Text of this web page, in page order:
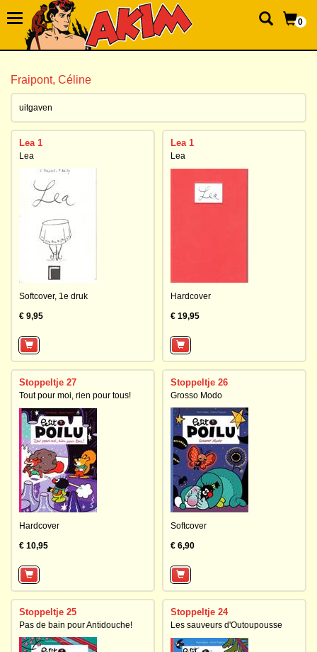
0
Fraipont, Céline
uitgaven
Lea 1
Lea
Softcover, 1e druk
€ 9,95
Lea 1
Lea
Hardcover
€ 19,95
Stoppeltje 27
Tout pour moi, rien pour tous!
Hardcover
€ 10,95
Stoppeltje 26
Grosso Modo
Softcover
€ 6,90
Stoppeltje 25
Pas de bain pour Antidouche!
Stoppeltje 24
Les sauveurs d'Outoupousse